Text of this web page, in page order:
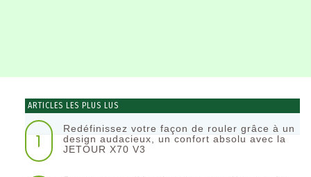
ARTICLES LES PLUS LUS
1
Redéfinissez votre façon de rouler grâce à un
design audacieux, un confort absolu avec la
JETOUR X70 V3